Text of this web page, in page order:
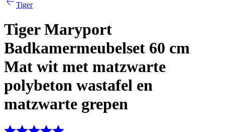
Tiger
Tiger Maryport
Badkamermeubelset 60 cm
Mat wit met matzwarte
polybeton wastafel en
matzwarte grepen